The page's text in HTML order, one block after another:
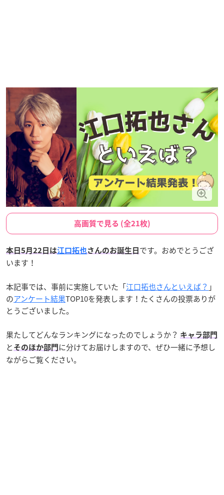
高画質で見る (全21枚)
本日5月22日は江口拓也 さんのお誕生日 です。おめでとうござ
います！
本記事では、事前に実施していた「江口拓也さんといえば？ 」
のアンケート結果TOP10を発表します！たくさんの投票ありが
とうございました。
果たしてどんなランキングになったのでしょうか？ キャラ部門
と そのほか部門 に分けてお届けしますので、ぜひ一緒に予想し
ながらご覧ください。